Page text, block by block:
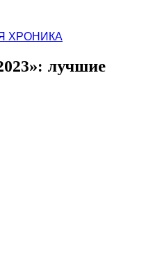
ХРОНИКА
лучшие